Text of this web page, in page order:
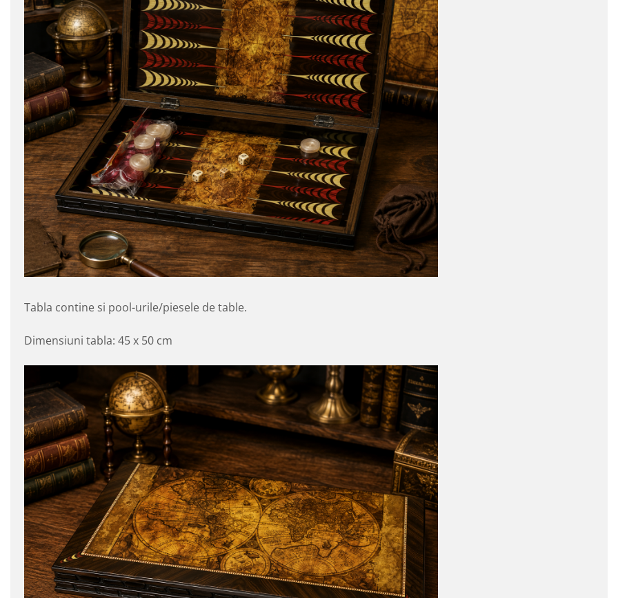
Tabla contine si pool-urile/piesele de table.
Dimensiuni tabla: 45 x 50 cm